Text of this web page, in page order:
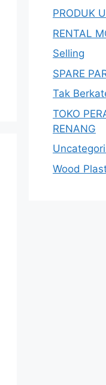
PRODUK
RENTAL
Selling
SPARE
Tak
TOKO
RENANG
Wood